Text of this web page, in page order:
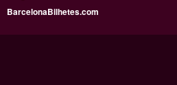
BarcelonaBilhetes.com